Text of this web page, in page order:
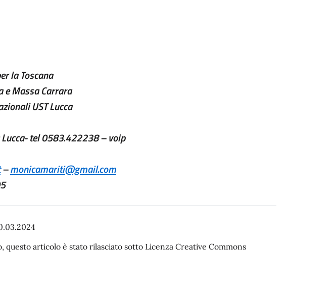
la Toscana
e Massa Carrara
UST Lucca
tel 0583.422238 – voip
–monicamariti@gmail.com
questo articolo è stato rilasciato sotto Licenza Creative Commons